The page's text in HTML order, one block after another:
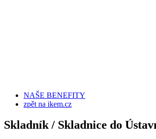
NAŠE BENEFITY
zpět na ikem.cz
Skladník / Skladnice do